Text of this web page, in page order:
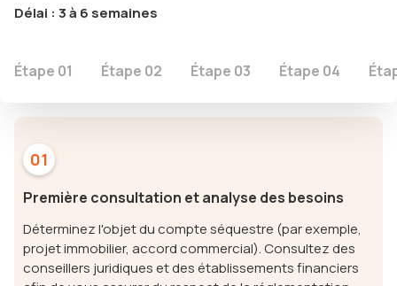
Délai : 3 à 6 semaines
Étape 01 Étape 02 Étape 03 Étape 04
01
Première consultation et analyse des besoins
Déterminez l'objet du compte séquestre (par exemple,
projet immobilier, accord commercial). Consultez des
conseillers juridiques et des établissements financiers